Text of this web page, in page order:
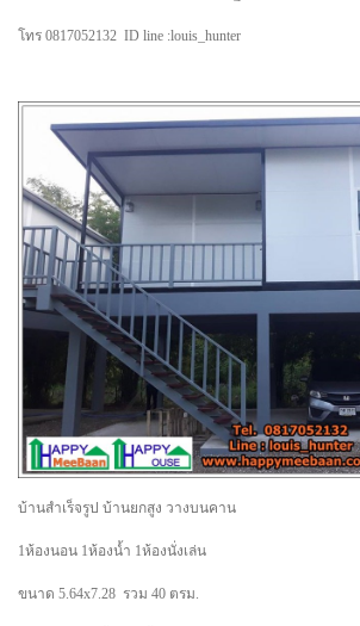
โทร 0817052132 ID line :louis_hunter
บ้านสำเร็จรูป บ้านยกสูง วางบนคาน
1ห้องนอน 1ห้องน้ำ 1ห้องนั่งเล่น
ขนาด 5.64x7.28 รวม 40 ตรม.